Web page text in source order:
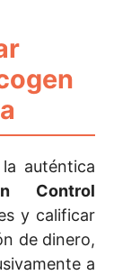
auténtica
Control
y calificar
de dinero,
a